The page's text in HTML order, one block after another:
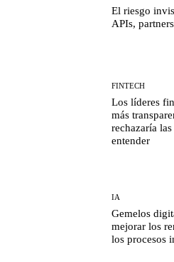
El riesgo
APIs,
FINTECH
Los líderes
más
rechazaría
entender
IA
Gemelos
mejorar los
los procesos